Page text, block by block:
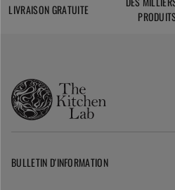
LIVRAISON GRATUITE
BULLETIN D'INFORMATION